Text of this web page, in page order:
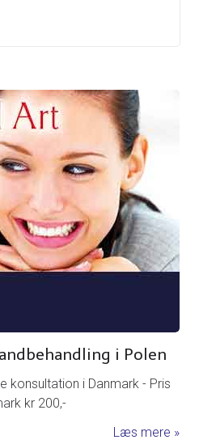
i Polen
konsultation i Danmark - Pris
kr 200,-
Læs mere